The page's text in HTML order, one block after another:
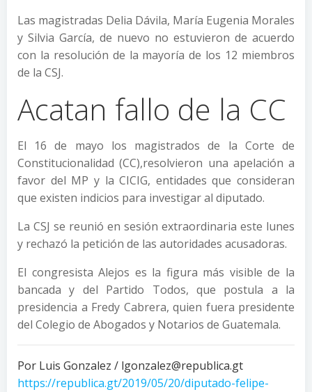
Las magistradas Delia Dávila, María Eugenia Morales
y Silvia García, de nuevo no estuvieron de acuerdo
con la resolución de la mayoría de los 12 miembros
de la CSJ.
Acatan fallo de la CC
El 16 de mayo los magistrados de la Corte de
Constitucionalidad (CC),resolvieron una apelación a
favor del MP y la CICIG, entidades que consideran
que existen indicios para investigar al diputado.
La CSJ se reunió en sesión extraordinaria este lunes
y rechazó la petición de las autoridades acusadoras.
El congresista Alejos es la figura más visible de la
bancada y del Partido Todos, que postula a la
presidencia a Fredy Cabrera, quien fuera presidente
del Colegio de Abogados y Notarios de Guatemala.
Por Luis Gonzalez / lgonzalez@republica.gt
https://republica.gt/2019/05/20/diputado-felipe-